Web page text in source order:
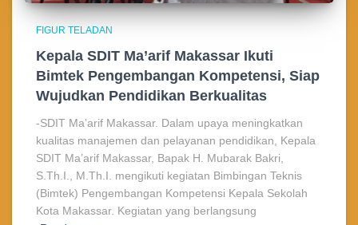
FIGUR TELADAN
Kepala SDIT Ma’arif Makassar Ikuti
Bimtek Pengembangan Kompetensi, Siap
Wujudkan Pendidikan Berkualitas
-SDIT Ma’arif Makassar. Dalam upaya meningkatkan
kualitas manajemen dan pelayanan pendidikan, Kepala
SDIT Ma’arif Makassar, Bapak H. Mubarak Bakri,
S.Th.I., M.Th.I. mengikuti kegiatan Bimbingan Teknis
(Bimtek) Pengembangan Kompetensi Kepala Sekolah
Kota Makassar. Kegiatan yang berlangsung